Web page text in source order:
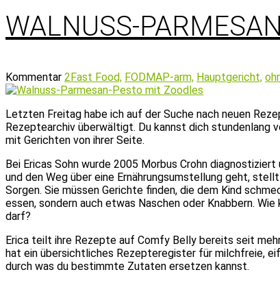
WALNUSS-
Kommentar 2Fast Food, FODMAP-arm, Hauptgericht,
Letzten Freitag habe ich auf der Suche nach neuen
Rezeptearchiv überwältigt. Du kannst dich stundenlang
mit Gerichten von ihrer Seite.
Bei Ericas Sohn wurde 2005 Morbus Crohn
und den Weg über eine Ernährungsumstellung geht,
Sorgen. Sie müssen Gerichte finden, die dem Kind
essen, sondern auch etwas Naschen oder Knabbern.
darf?
Erica teilt ihre Rezepte auf Comfy Belly bereits seit
hat ein übersichtliches Rezepteregister für milchfreie,
durch was du bestimmte Zutaten ersetzen kannst.